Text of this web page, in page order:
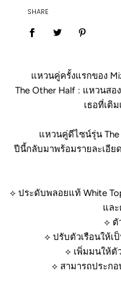
SHARE
แหวนคู่ครั้งแรกของ
The Other Half : แหวนส
เธอที่เติ
แหวนคู่ดีไซน์รุ่น
ปีนี้กลับมาพร้อมรายละเอีย
⟡ ประดับพลอยแท้ White
แล
⟡ ตั
⟡ ปรับตัวเรือนให้เ
⟡ เพิ่มมนให้ตั
⟡ สามารถประก